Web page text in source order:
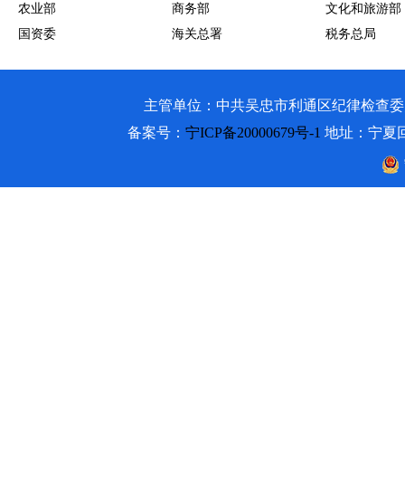
农业部
商务部
文化和旅游部
国资委
海关总署 税务总局
主管单位：中共吴忠市利通区纪律检查
备案号： 宁ICP备20000679号-1 地址：宁夏